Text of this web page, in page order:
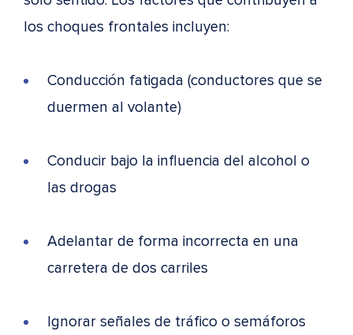
los choques frontales incluyen:
Conducción fatigada (conductores que se
duermen al volante)
Conducir bajo la influencia del alcohol o
las drogas
Adelantar de forma incorrecta en una
carretera de dos carriles
Ignorar señales de tráfico o semáforos